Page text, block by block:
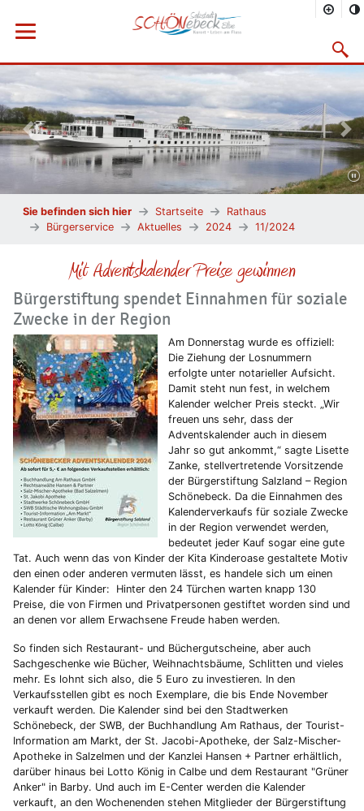
Menü öffnen
Vorheriges Bild
Sie befinden sich hier Startseite
Rathaus
Bürgerservice
Aktuelles 2024 11/2024
Mit Adventskalender Preise gewinnen
Bürgerstiftung spendet Einnahmen für soziale
Zwecke in der Region
Am Donnerstag wurde es offiziell:
Die Ziehung der Losnummern
erfolgte unter notarieller Aufsicht.
Damit steht nun fest, in welchem
Kalender welcher Preis steckt. „Wir
freuen uns sehr, dass der
Adventskalender auch in diesem
Jahr so gut ankommt,“ sagte Lisette
Zanke, stellvertretende Vorsitzende
der Bürgerstiftung Salzland – Region
Schönebeck. Da die Einnahmen des
Kalenderverkaufs für soziale Zwecke
in der Region verwendet werden,
bedeutet jeder Kauf sogar eine gute
Tat. Auch wenn das von Kinder der Kita Kinderoase gestaltete Motiv
den einen oder anderen vermuten lässt, es handele sich um einen
Kalender für Kinder: Hinter den 24 Türchen warten knapp 130
Preise, die von Firmen und Privatpersonen gestiftet worden sind und
an denen vor allem Erwachsene Freude haben werden.
So finden sich Restaurant- und Büchergutscheine, aber auch
Sachgeschenke wie Bücher, Weihnachtsbäume, Schlitten und vieles
mehr. Es lohnt sich also, die 5 Euro zu investieren. In den
Verkaufsstellen gibt es noch Exemplare, die bis Ende November
verkauft werden. Die Kalender sind bei den Stadtwerken
Schönebeck, der SWB, der Buchhandlung Am Rathaus, der Tourist-
Information am Markt, der St. Jacobi-Apotheke, der Salz-Mischer-
Apotheke in Salzelmen und der Kanzlei Hansen + Partner erhältlich,
darüber hinaus bei Lotto König in Calbe und dem Restaurant "Grüner
Anker" in Barby. Und auch im E-Center werden die Kalender
verkauft, an den Wochenenden stehen Mitglieder der Bürgerstiftung